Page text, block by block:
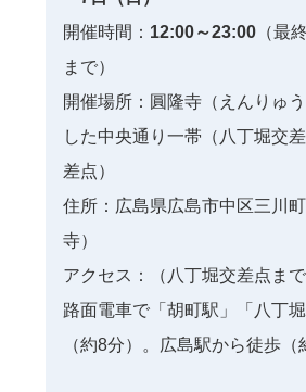
開催時間： 12:00～23:00 （最
まで）
開催場所：圓隆寺（えんりゅ
した中央通り一帯（八丁堀交
差点）
住所：広島県広島市中区三川
寺）
アクセス：（八丁堀交差点ま
路面電車で「胡町駅」「八丁
（約8分）。広島駅から徒歩（